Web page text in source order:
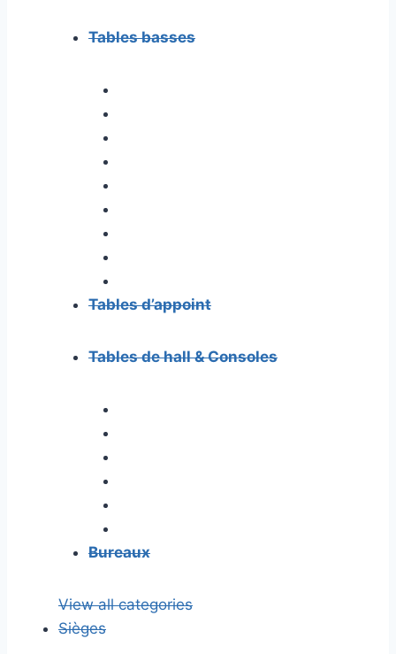
Tables basses
Tables d’appoint
Tables de hall & Consoles
Bureaux
View all categories
Sièges